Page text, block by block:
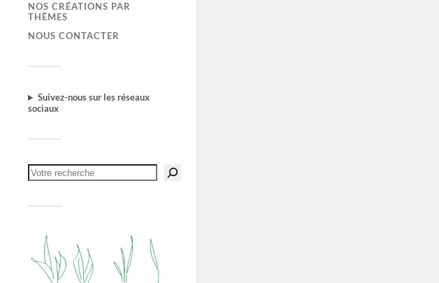
NOS CRÉATIONS PAR
THÈMES
NOUS CONTACTER
Suivez-nous sur les réseaux
sociaux